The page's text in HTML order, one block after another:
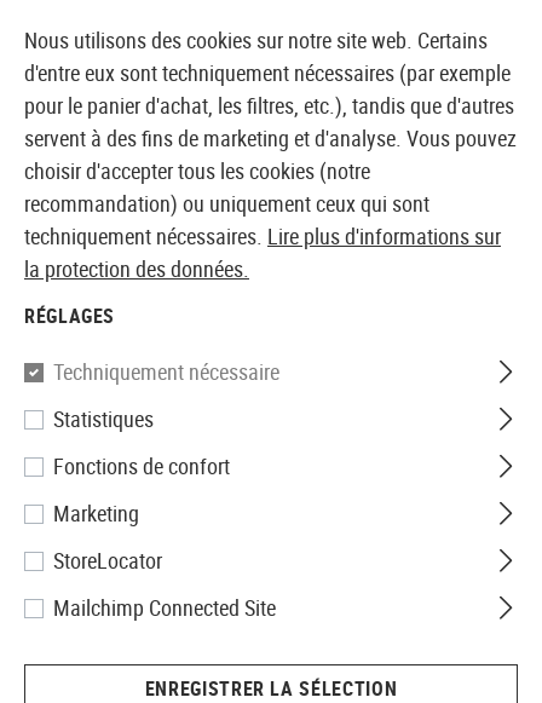
BOUTIQUE ET GROSSISTE EUROPÉEN AIRSOFT
Accueil Accessoires d'Airsoft Pièces et accéssoires
SRC
G36KV Retractable Folding
Stock
Nous utilisons des cookies sur notre site web. Certains
d'entre eux sont techniquement nécessaires (par exemple
pour le panier d'achat, les filtres, etc.), tandis que d'autres
servent à des fins de marketing et d'analyse. Vous pouvez
choisir d'accepter tous les cookies (notre
recommandation) ou uniquement ceux qui sont
techniquement nécessaires. Lire plus d'informations sur
la protection des données.
RÉGLAGES
Techniquement nécessaire
Statistiques
Fonctions de confort
Marketing
StoreLocator
Mailchimp Connected Site
ENREGISTRER LA SÉLECTION